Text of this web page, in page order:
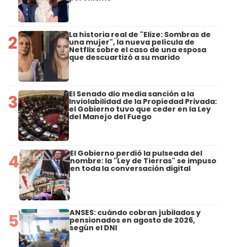
2 La historia real de "Elize: Sombras de
una mujer", la nueva película de
Netflix sobre el caso de una esposa
que descuartizó a su marido
3 El Senado dio media sanción a la
Inviolabilidad de la Propiedad Privada:
el Gobierno tuvo que ceder en la Ley
del Manejo del Fuego
4 El Gobierno perdió la pulseada del
nombre: la "Ley de Tierras" se impuso
en toda la conversación digital
5 ANSES: cuándo cobran jubilados y
pensionados en agosto de 2026,
según el DNI